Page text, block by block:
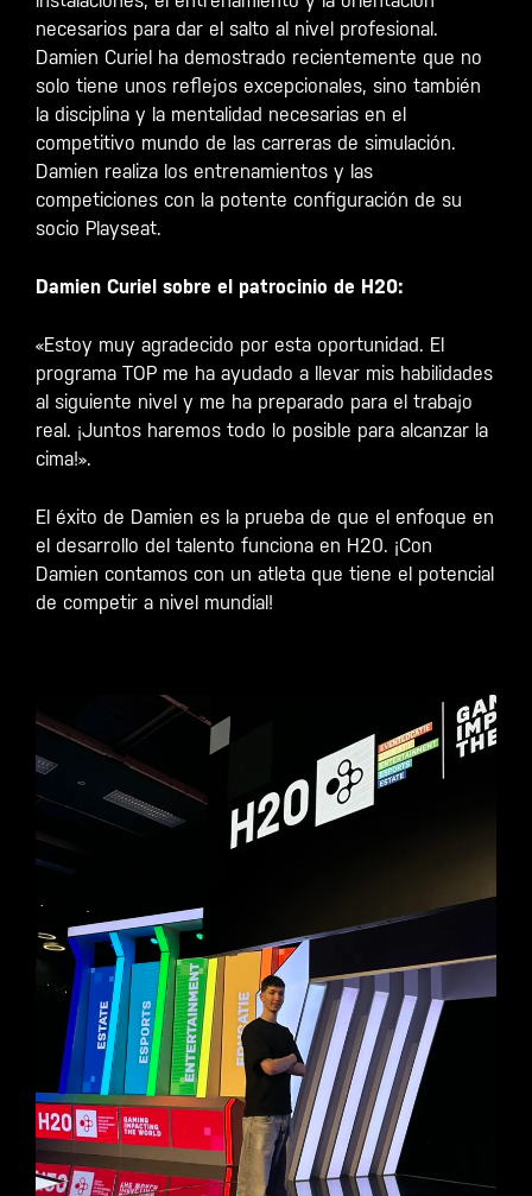
necesarios para dar el salto al nivel profesional.
Damien Curiel ha demostrado recientemente que no
solo tiene unos reflejos excepcionales, sino también
la disciplina y la mentalidad necesarias en el
competitivo mundo de las carreras de simulación.
Damien realiza los entrenamientos y las
competiciones con la potente configuración de su
socio Playseat.
Damien Curiel sobre el patrocinio de H20:
«Estoy muy agradecido por esta oportunidad. El
programa TOP me ha ayudado a llevar mis habilidades
al siguiente nivel y me ha preparado para el trabajo
real. ¡Juntos haremos todo lo posible para alcanzar la
cima!».
El éxito de Damien es la prueba de que el enfoque en
el desarrollo del talento funciona en H20. ¡Con
Damien contamos con un atleta que tiene el potencial
de competir a nivel mundial!